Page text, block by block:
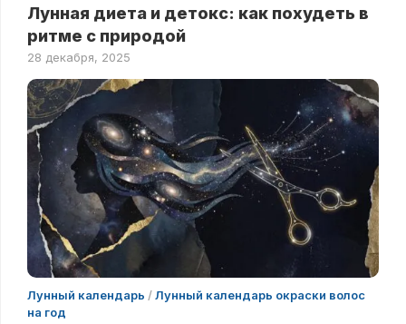
Лунная диета и детокс: как похудеть в
ритме с природой
28 декабря, 2025
Лунный календарь /Лунный календарь окраски волос
на год